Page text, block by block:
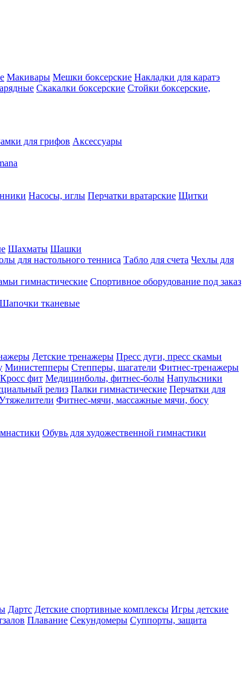
Макивары Мешки боксерские Накладки для каратэ
Скакалки боксерские Стойки боксерские,
для грифов Аксессуары
Насосы, иглы Перчатки вратарские Щитки
Шахматы Шашки
для настольного тенниса Табло для счета Чехлы для
гимнастические Спортивное оборудование под заказ
Шапочки тканевые
Детские тренажеры Пресс дуги, пресс скамьи
Министепперы Степперы, шагатели Фитнес-тренажеры
Кросс фит Медицинболы, фитнес-болы Напульсники
релиз Палки гимнастические Перчатки для
Фитнес-мячи, массажные мячи, босу
Обувь для художественной гимнастики
Дартс Детские спортивные комплексы Игры детские
Плавание Секундомеры Суппорты, защита